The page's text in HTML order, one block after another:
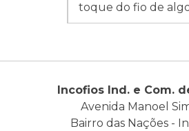
toque do fio de
Incofios Ind. e Com.
Avenida Manoel
Bairro das Nações -